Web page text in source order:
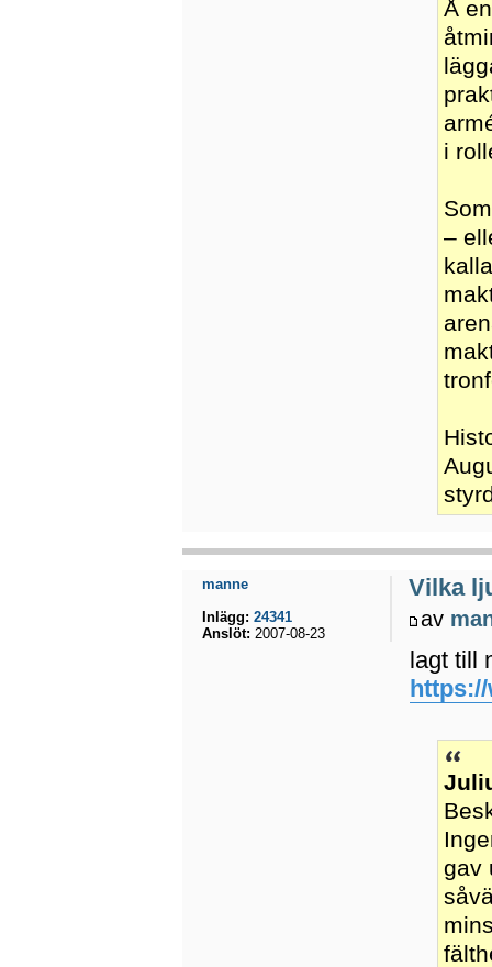
Å
i
–
Vilka
av
lagt till
gav
manne
Inlägg: 24341
Anslöt: 2007-08-23